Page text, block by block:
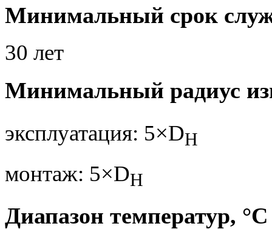
Минимальный срок
30 лет
Минимальный радиус
эксплуатация: 5×DH
монтаж: 5×DH
Диапазон температур, °С